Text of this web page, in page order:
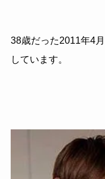
38歳だった2011年4
しています。